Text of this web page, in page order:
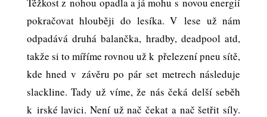
pokračovat hlouběji do lesíka. V lese už nám
odpadává druhá balančka, hradby, deadpool atd,
takže si to míříme rovnou už k přelezení pneu sítě,
kde hned v závěru po pár set metrech následuje
slackline. Tady už víme, že nás čeká delší seběh
k irské lavici. Není už nač čekat a nač šetřit síly.